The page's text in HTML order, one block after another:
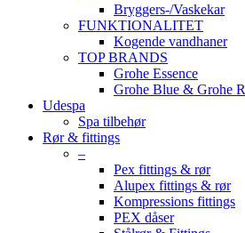
Bryggers-/Vaskekar
FUNKTIONALITET
Kogende vandhaner
TOP BRANDS
Grohe Essence
Grohe Blue & Grohe
Udespa
Spa tilbehør
Rør & fittings
–
Pex fittings & rør
Alupex fittings & rør
Kompressions fittings
PEX dåser